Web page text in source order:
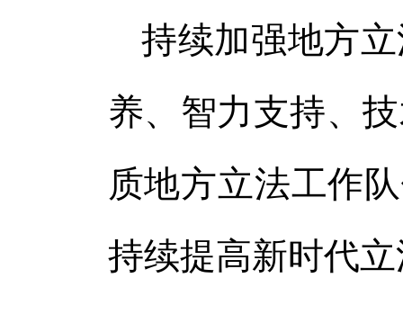
持续加强地方
养、智力支持、
质地方立法工作
持续提高新时代